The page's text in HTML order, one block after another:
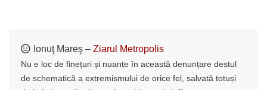
Ionuţ Mareş – Ziarul Metropolis
Nu e loc de finețuri și nuanțe în această denunțare destul
de schematică a extremismului de orice fel, salvată totuși